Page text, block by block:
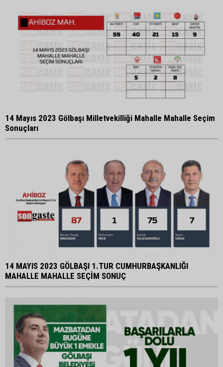
14 Mayıs 2023 Gölbaşı Milletvekilliği Mahalle Mahalle Seçim
Sonuçları
14 MAYIS 2023 GÖLBAŞI 1.TUR CUMHURBAŞKANLIĞI
MAHALLE MAHALLE SEÇİM SONUÇ